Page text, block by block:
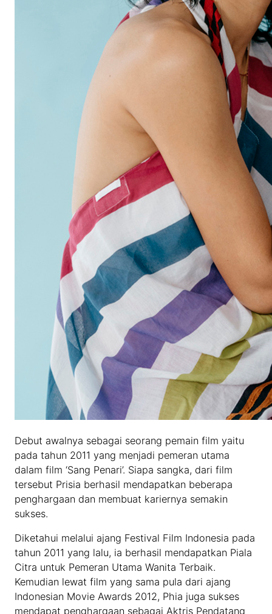
Debut awalnya sebagai seorang pemain film yaitu
pada tahun 2011 yang menjadi pemeran utama
dalam film ‘Sang Penari’. Siapa sangka, dari film
tersebut Prisia berhasil mendapatkan beberapa
penghargaan dan membuat kariernya semakin
sukses.
Diketahui melalui ajang Festival Film Indonesia pada
tahun 2011 yang lalu, ia berhasil mendapatkan Piala
Citra untuk Pemeran Utama Wanita Terbaik.
Kemudian lewat film yang sama pula dari ajang
Indonesian Movie Awards 2012, Phia juga sukses
mendapat penghargaan sebagai Aktris Pendatang